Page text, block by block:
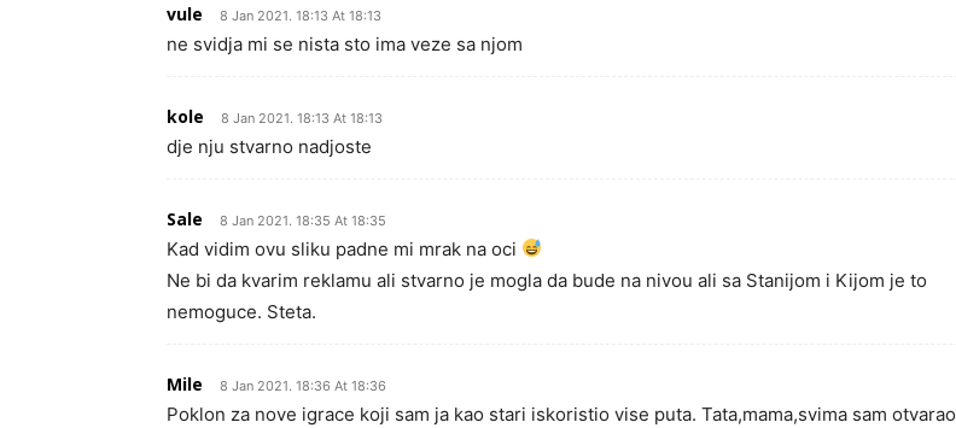
vule 8 Jan 2021. 18:13 At 18:13
ne svidja mi se nista sto ima veze sa njom
kole 8 Jan 2021. 18:13 At 18:13
dje nju stvarno nadjoste
Sale 8 Jan 2021. 18:35 At 18:35
Kad vidim ovu sliku padne mi mrak na oci
Ne bi da kvarim reklamu ali stvarno je mogla da bude na nivou ali sa Stanijom i Kijom je to
nemoguce. Steta.
Mile 8 Jan 2021. 18:36 At 18:36
Poklon za nove igrace koji sam ja kao stari iskoristio vise puta. Tata,mama,svima sam otvarao